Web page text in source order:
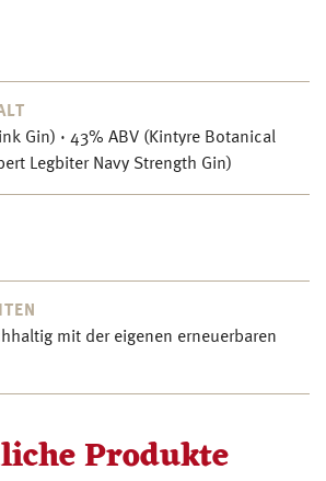
Gin) · 43% ABV (Kintyre Botanical
Legbiter Navy Strength Gin)
mit der eigenen erneuerbaren
Produkte